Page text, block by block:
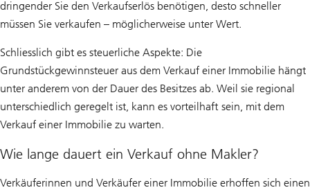
dringender Sie den Verkaufserlös benötigen, desto schneller
müssen Sie verkaufen – möglicherweise unter Wert.
Schliesslich gibt es steuerliche Aspekte: Die
Grundstückgewinnsteuer aus dem Verkauf einer Immobilie hängt
unter anderem von der Dauer des Besitzes ab. Weil sie regional
unterschiedlich geregelt ist, kann es vorteilhaft sein, mit dem
Verkauf einer Immobilie zu warten.
Wie lange dauert ein Verkauf ohne Makler?
Verkäuferinnen und Verkäufer einer Immobilie erhoffen sich einen